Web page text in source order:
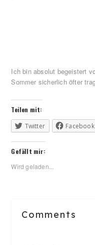
Ich bin absolut begeistert
Sommer sicherlich öfter
Teilen mit:
Twitter
Facebook
Gefällt mir:
Wird geladen...
Reader
Interactions
Comments